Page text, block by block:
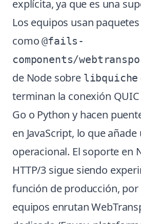
explícita, ya que es una
Los equipos usan
como@fails-
components/
de Node sobre libquiche
terminan la conexión
Go o Python y hacen
en JavaScript, lo que añade
operacional. El soporte en
HTTP/3 sigue siendo
función de producción,
equipos enrutan